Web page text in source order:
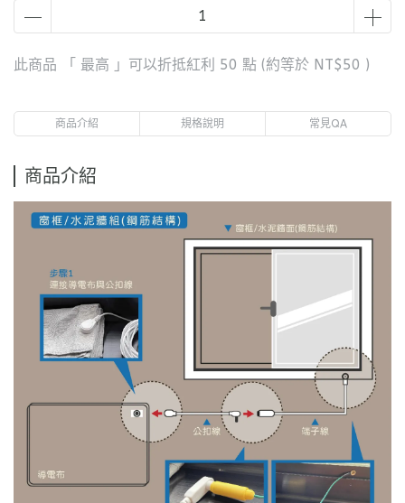
此商品 「 最高 」可以折抵紅利 50 點 (約等於 NT$50 )
商品介紹 規格說明 常見QA
商品介紹